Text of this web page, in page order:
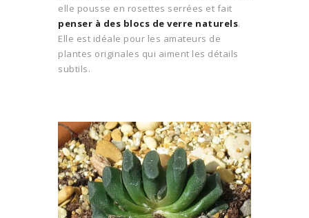
elle pousse en rosettes serrées et fait
penser à des blocs de verre naturels.
Elle est idéale pour les amateurs de
plantes originales qui aiment les détails
subtils.